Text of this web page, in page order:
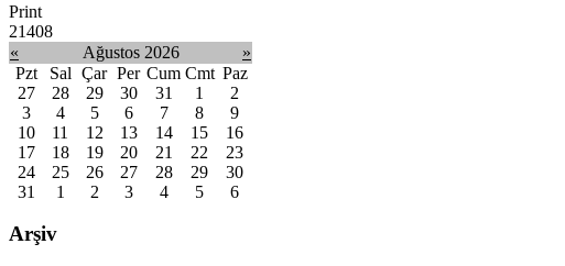
Print
21408
«
Ağustos 2026
»
Pzt
Sal Çar Per Cum Cmt Paz
27
28 29 30 31 1
2
3
4 5 6 7 8
9
10
11 12 13 14 15
16
17
18 19 20 21 22
23
24
25 26 27 28 29
30
31
1 2 3 4 5 6
Arşiv